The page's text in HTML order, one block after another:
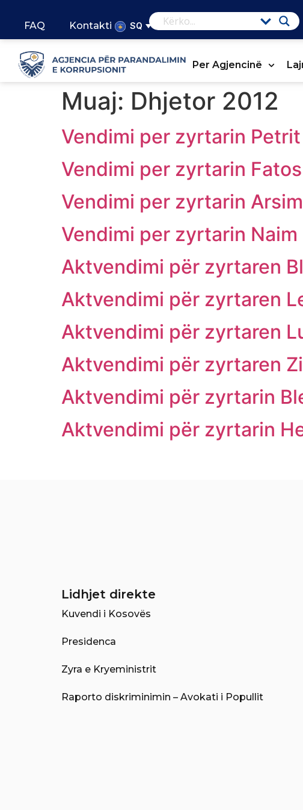
FAQ Kontakti SQ
Per Agjencinë
Muaj: Dhjetor 2012
Vendimi per zyrtarin
Vendimi per zyrtarin
Vendimi per zyrtarin
Vendimi per zyrtarin Naim
Aktvendimi për zyrtaren
Aktvendimi për zyrtaren
Aktvendimi për zyrtaren
Aktvendimi për zyrtaren
Aktvendimi për zyrtarin
Aktvendimi për zyrtarin
Lidhjet direkte
Kuvendi i Kosovës
Presidenca
Zyra e Kryeministrit
Raporto diskriminimin – Avokati i Popullit